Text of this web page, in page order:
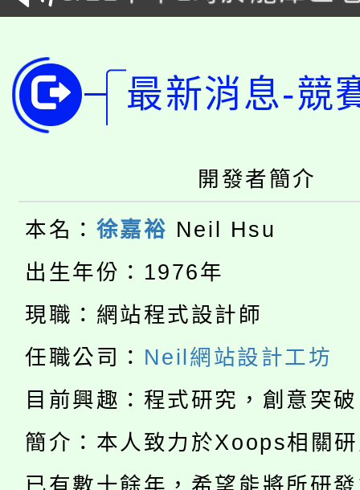
徵才活動。
YOUNG桃局內行報名
局官網。
8月14至27日，桃園電
開!
115年桃園市運動會8/
視費優惠，中低收入戶
半價優惠，詳情可洽有
者。
大園自造教育及科技
份教師增能研習
大溪自造教育及科技中
份教師研習
淨零綠生活教案入校路
會
115年食農教育專業人
程
「本色祭」8/29、30在
場熱烈登場!
8/21下午1時於龍潭區
徵才活動。
局官網。
8月14至27日，桃園電
最新消息-競
開發者簡介
本名： 徐嘉裕 Neil Hsu
出生年份：1976年
現職：網站程式設計師
任職公司： Neil網站設計工坊
目前興趣：程式研究，創意突
簡介：本人致力於Xoops相關